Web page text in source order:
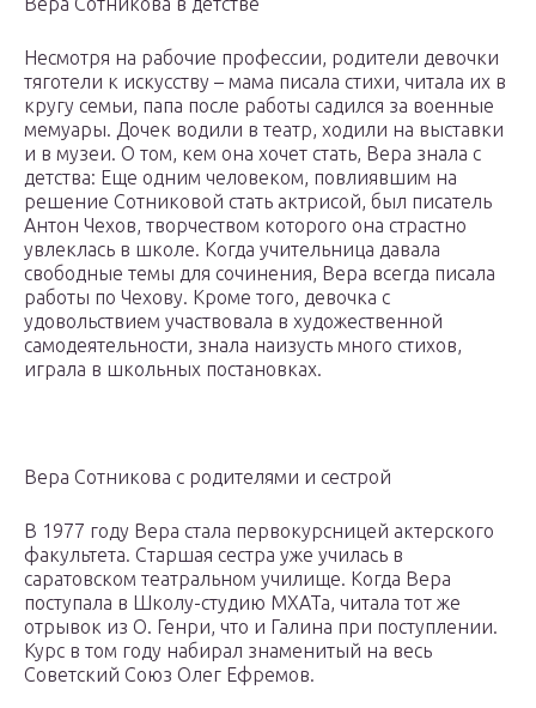
Несмотря на рабочие профессии, родители девочки
тяготели к искусству – мама писала стихи, читала их в
кругу семьи, папа после работы садился за военные
мемуары. Дочек водили в театр, ходили на выставки
и в музеи. О том, кем она хочет стать, Вера знала с
детства: Еще одним человеком, повлиявшим на
решение Сотниковой стать актрисой, был писатель
Антон Чехов, творчеством которого она страстно
увлеклась в школе. Когда учительница давала
свободные темы для сочинения, Вера всегда писала
работы по Чехову. Кроме того, девочка с
удовольствием участвовала в художественной
самодеятельности, знала наизусть много стихов,
играла в школьных постановках.
Вера Сотникова с родителями и сестрой
В 1977 году Вера стала первокурсницей актерского
факультета. Старшая сестра уже училась в
саратовском театральном училище. Когда Вера
поступала в Школу-студию МХАТа, читала тот же
отрывок из О. Генри, что и Галина при поступлении.
Курс в том году набирал знаменитый на весь
Советский Союз Олег Ефремов.